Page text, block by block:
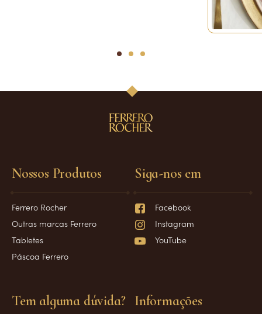
1 2 3
Nossos Produtos
Ferrero Rocher
Outras marcas Ferrero
Tabletes
Páscoa Ferrero
Tem alguma dúvida? Informações
Siga-nos em
Facebook
Instagram
YouTube